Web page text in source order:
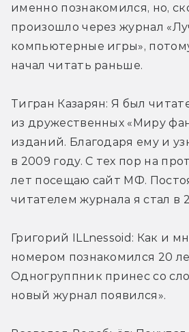
именно познакомился, но,
произошло через журнал
компьютерные игры»,
начал читать раньше.
Тигран Казарян: Я был
из дружественных «Миру
изданий. Благодаря ему и
в 2009 году. С тех пор на
лет посещаю сайт МФ.
читателем журнала я стал в
Григорий ILLnessoid: Как и
номером познакомился 20
Одногруппник принес со
новый журнал появился».